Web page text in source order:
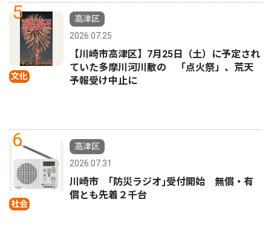
5
文化
高津区
2026.07.25
【川崎市高津区】7月25日（土）に予定され
ていた多摩川河川敷の 「点火祭」、荒天
予報受け中止に
6
社会
高津区
2026.07.31
川崎市 ｢防災ラジオ｣受付開始 無償・有
償とも先着２千台